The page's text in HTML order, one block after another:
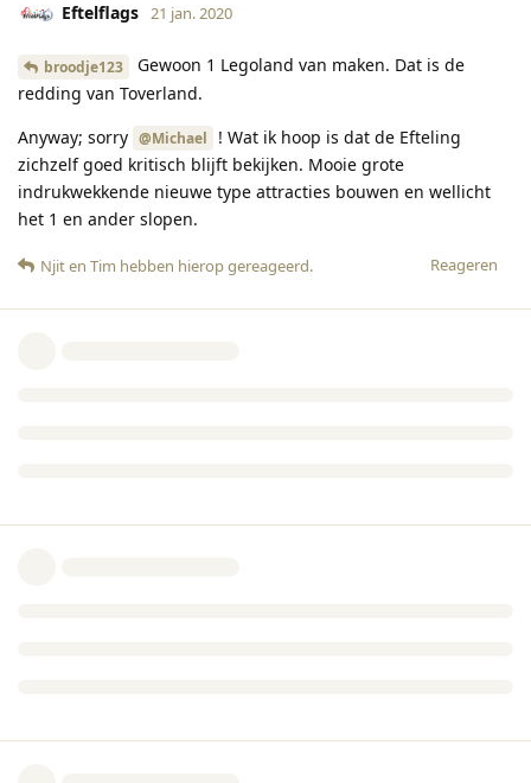
Eftelflags 21 jan. 2020
broodje123
Gewoon 1 Legoland van maken. Dat is de
redding van Toverland.
Anyway; sorry @Michael
! Wat ik hoop is dat de Efteling
zichzelf goed kritisch blijft bekijken. Mooie grote
indrukwekkende nieuwe type attracties bouwen en wellicht
het 1 en ander slopen.
Reageren
Njiten Tim hebben hierop gereageerd.